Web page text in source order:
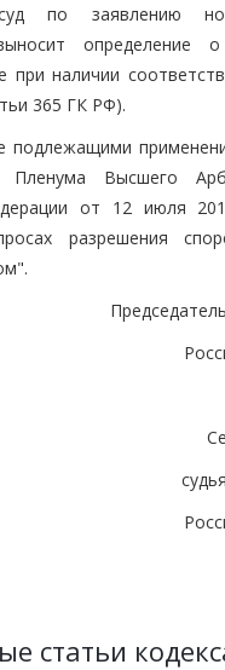
по заявлению
определение о
при наличии
365 ГК РФ).
подлежащими
Пленума Высшего
от 12 июля
разрешения
статьи